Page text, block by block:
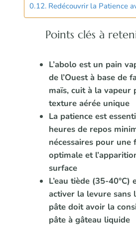
Redécouvrir la Patience
Points clés à
L’abolo est un pain
de l’Ouest à base de
maïs, cuit à la
texture aérée unique
La patience est
heures de repos
nécessaires pour une
optimale et
surface
L’eau tiède (35-
activer la levure sans
pâte doit avoir la
pâte à gâteau liquide